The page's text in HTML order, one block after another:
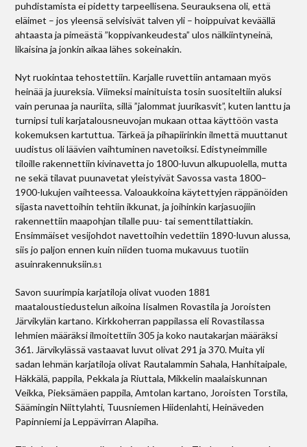
puhdistamista ei pidetty tarpeellisena. Seurauksena oli, että
eläimet – jos yleensä selvisivät talven yli – hoippuivat keväällä
ahtaasta ja pimeästä ”koppivankeudesta” ulos nälkiintyneinä,
likaisina ja jonkin aikaa lähes sokeinakin.
Nyt ruokintaa tehostettiin. Karjalle ruvettiin antamaan myös
heinää ja juureksia. Viimeksi mainituista tosin suositeltiin aluksi
vain perunaa ja nauriita, sillä ”jalommat juurikasvit”, kuten lanttu ja
turnipsi tuli karjatalousneuvojan mukaan ottaa käyttöön vasta
kokemuksen kartuttua. Tärkeä ja pihapiirinkin ilmettä muuttanut
uudistus oli läävien vaihtuminen navetoiksi. Edistyneimmille
tiloille rakennettiin kivinavetta jo 1800-luvun alkupuolella, mutta
ne sekä tilavat puunavetat yleistyivät Savossa vasta 1800–
1900-lukujen vaihteessa. Valoaukkoina käytettyjen räppänöiden
sijasta navettoihin tehtiin ikkunat, ja joihinkin karjasuojiin
rakennettiin maapohjan tilalle puu- tai sementtilattiakin.
Ensimmäiset vesijohdot navettoihin vedettiin 1890-luvun alussa,
siis jo paljon ennen kuin niiden tuoma mukavuus tuotiin
asuinrakennuksiin.81
Savon suurimpia karjatiloja olivat vuoden 1881
maataloustiedustelun aikoina Iisalmen Rovastila ja Joroisten
Järvikylän kartano. Kirkkoherran pappilassa eli Rovastilassa
lehmien määräksi ilmoitettiin 305 ja koko nautakarjan määräksi
361. Järvikylässä vastaavat luvut olivat 291 ja 370. Muita yli
sadan lehmän karjatiloja olivat Rautalammin Sahala, Hanhitaipale,
Häkkälä, pappila, Pekkala ja Riuttala, Mikkelin maalaiskunnan
Veikka, Pieksämäen pappila, Amtolan kartano, Joroisten Torstila,
Säämingin Niittylahti, Tuusniemen Hiidenlahti, Heinäveden
Papinniemi ja Leppävirran Alapiha.